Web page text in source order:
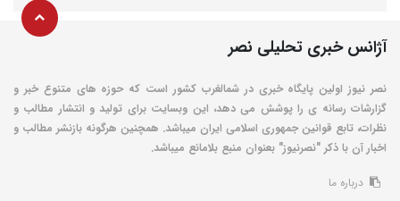
آژانس خبری تحلیلی نصر
نصر نیوز اولین پایگاه خبری در شمالغرب کشور است که حوزه های متنوع خبر و
گزارشات رسانه ی را پوشش می دهد، این وبسایت برای تولید و انتشار مطالب و
نظرات، تابع قوانین جمهوری اسلامی ایران میباشد. همچنین هرگونه بازنشر مطالب و
اخبار آن با ذکر "نصرنیوز" بعنوان منبع بلامانع میباشد.
درباره ما